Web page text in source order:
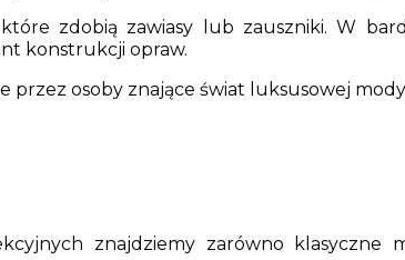
zdobią zawiasy lub zauszniki. W
konstrukcji opraw.
przez osoby znające świat luksusowej
znajdziemy zarówno klasyczne